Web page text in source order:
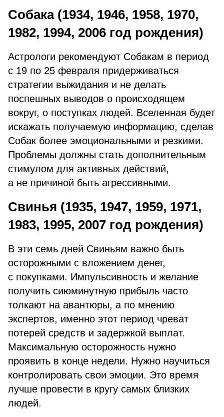
Собака (1934, 1946, 1958, 1970,
1982, 1994, 2006 год рождения)
Астрологи рекомендуют Собакам в период
с 19 по 25 февраля придерживаться
стратегии выжидания и не делать
поспешных выводов о происходящем
вокруг, о поступках людей. Вселенная будет
искажать получаемую информацию, сделав
Собак более эмоциональными и резкими.
Проблемы должны стать дополнительным
стимулом для активных действий,
а не причиной быть агрессивными.
Свинья (1935, 1947, 1959, 1971,
1983, 1995, 2007 год рождения)
В эти семь дней Свиньям важно быть
осторожными с вложением денег,
с покупками. Импульсивность и желание
получить сиюминутную прибыль часто
толкают на авантюры, а по мнению
экспертов, именно этот период чреват
потерей средств и задержкой выплат.
Максимальную осторожность нужно
проявить в конце недели. Нужно научиться
контролировать свои эмоции. Это время
лучше провести в кругу самых близких
людей.